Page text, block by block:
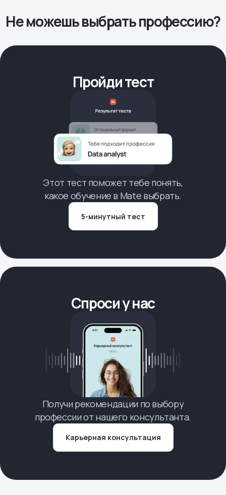
Не можешь выбрать профессию?
Пройди тест
Этот тест поможет тебе понять,
какое обучение в Mate выбрать.
5-минутный тест
Спроси у нас
Получи рекомендации по выбору
профессии от нашего консультанта.
Карьерная консультация